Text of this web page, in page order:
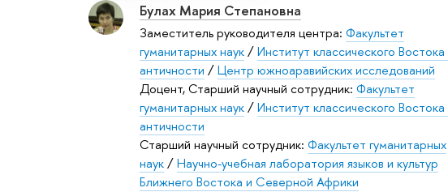
Булах Мария Степановна
Заместитель руководителя центра: Факультет
гуманитарных наук/Институт классического Востока
античности /Центр южноаравийских исследований
Доцент, Старший научный сотрудник: Факультет
гуманитарных наук/Институт классического Востока
античности
Старший научный сотрудник: Факультет гуманитарных
наук/Научно-учебная лаборатория языков и культур
Ближнего Востока и Северной Африки